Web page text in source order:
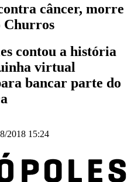
câncer, morre
Churros
contou a história
virtual
bancar parte do
2018 15:24